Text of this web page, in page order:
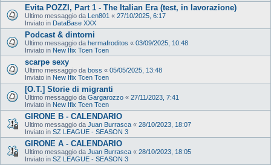
Evita POZZI, Part 1 - The Italian Era (test, in lavorazione)
Ultimo messaggio da Len801 « 27/10/2025, 6:17
Inviato in DataBase XXX
Podcast & dintorni
Ultimo messaggio da hermafroditos « 03/09/2025, 10:48
Inviato in New Ifix Tcen Tcen
scarpe sexy
Ultimo messaggio da boss « 05/05/2025, 13:48
Inviato in New Ifix Tcen Tcen
[O.T.] Storie di migranti
Ultimo messaggio da Gargarozzo « 27/11/2023, 7:41
Inviato in New Ifix Tcen Tcen
GIRONE B - CALENDARIO
Ultimo messaggio da Juan Burrasca « 28/10/2023, 18:07
Inviato in SZ LEAGUE - SEASON 3
GIRONE A - CALENDARIO
Ultimo messaggio da Juan Burrasca « 28/10/2023, 18:05
Inviato in SZ LEAGUE - SEASON 3